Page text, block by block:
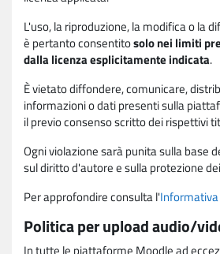
L'uso, la riproduzione, la modifica o la
è pertanto consentitosolo nei limiti
dalla licenza esplicitamente indicata.
È vietato diffondere, comunicare,
informazioni o dati presenti sulla
il previo consenso scritto dei rispettivi
Ogni violazione sarà punita sulla base
sul diritto d'autore e sulla protezione
Per approfondire consulta l'
Politica per upload audio/
In tutte le piattaforme Moodle ad